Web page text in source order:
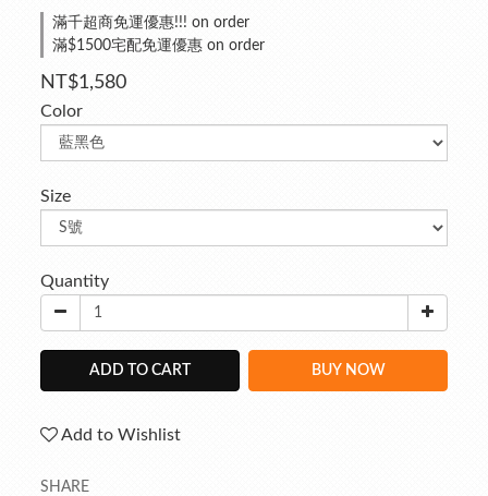
滿千超商免運優惠!!! on order
滿$1500宅配免運優惠 on order
NT$1,580
Color
Size
Quantity
ADD TO CART BUY NOW
Add to Wishlist
SHARE